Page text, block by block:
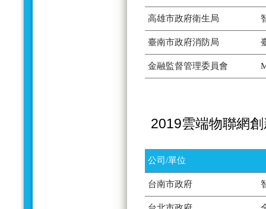
高雄市政府衛生局
臺南市政府消防局
金融監督管理委員會
2019雲端物聯網
公司/單位
台南市政府